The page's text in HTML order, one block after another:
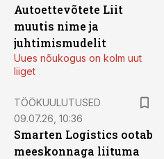
Autoettevõtete Liit
muutis nime ja
juhtimismudelit
Uues nõukogus on kolm uut
liiget
TÖÖKUULUTUSED
09.07.26, 10:36
Smarten Logistics ootab
meeskonnaga liituma